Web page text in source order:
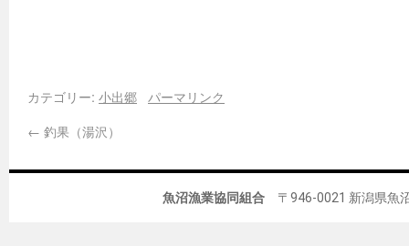
カテゴリー: 小出郷
パーマリンク
← 釣果（湯沢）
魚沼漁業協同組合 〒946-0021 新潟県魚